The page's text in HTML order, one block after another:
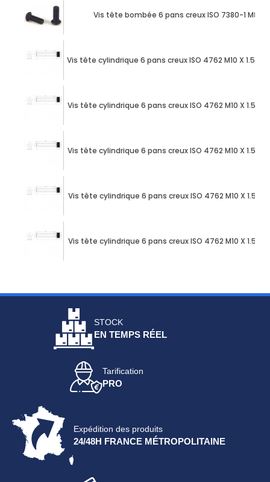
Vis tête bombée 6 pans creux ISO 7380-1 M8 X
Vis tête cylindrique 6 pans creux ISO 4762 M10 X 1.50 X
Vis tête cylindrique 6 pans creux ISO 4762 M10 X 1.50
Vis tête cylindrique 6 pans creux ISO 4762 M10 X 1.50
Vis tête cylindrique 6 pans creux ISO 4762 M10 X 1.50
Vis tête cylindrique 6 pans creux ISO 4762 M10 X 1.50
STOCK
EN TEMPS RÉEL
Tarification
PRO
Expédition des produits
24/48H FRANCE MÉTROPOLITAINE